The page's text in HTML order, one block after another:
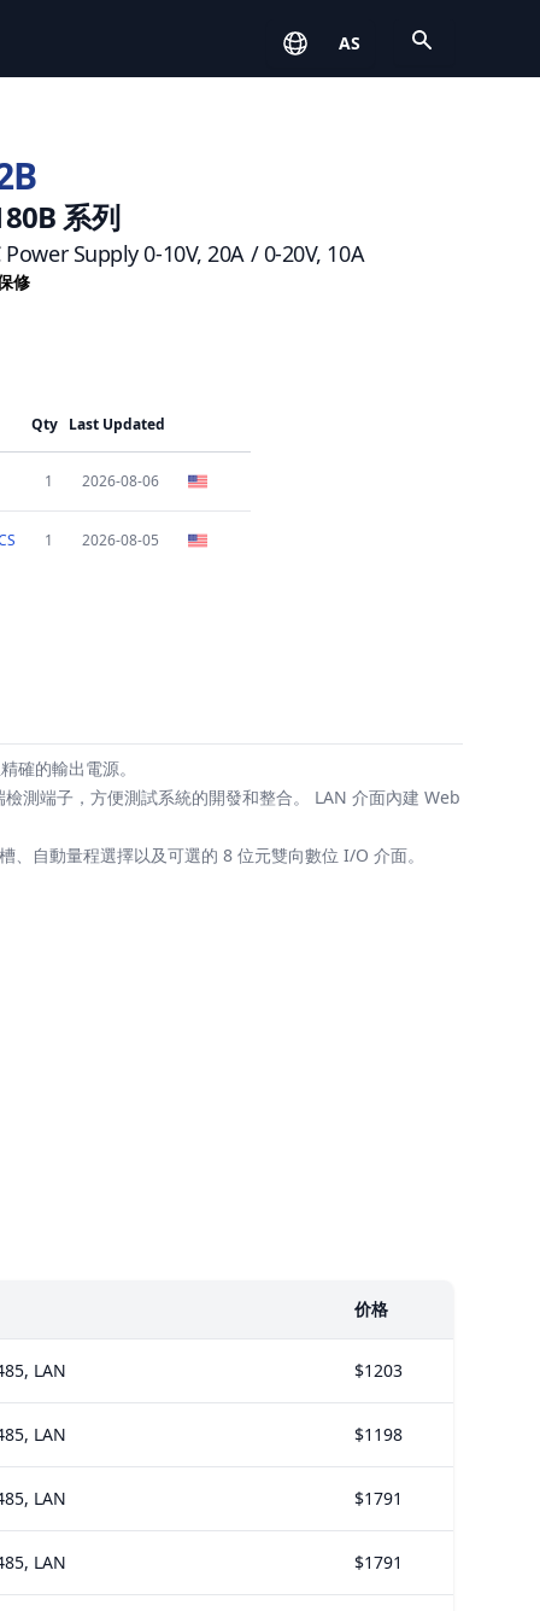
AS
系列
Supply 0-10V, 20A / 0-20V, 10A
修
Qty Last Updated
1 2026-08-06
1 2026-08-05
確的輸出電源。
測端子，方便測試系統的開發和整合。 LAN 介面內建 Web
自動量程選擇以及可選的 8 位元雙向數位 I/O 介面。
价格
LAN $1203
LAN $1198
LAN $1791
LAN $1791